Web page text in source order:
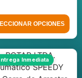
OPCIONES
Inmediata